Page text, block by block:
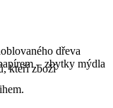
dřeva
– zbytky mýdla
kteří zboží